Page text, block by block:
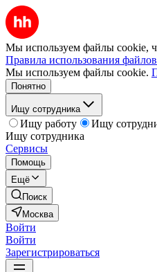
Мы используем файлы cookie,
Правила использования
Мы используем файлы cookie.
Понятно
Ищу сотрудника
Ищу работу
Ищу
Ищу сотрудника
Сервисы
Помощь
Ещё
Поиск
Москва
Войти
Войти
Зарегистрироваться